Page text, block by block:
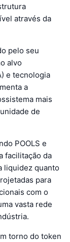
através da
pelo seu
alvo
e tecnologia
a
mais
de
POOLS e
facilitação da
liquidez quanto
para
com o
vasta rede
torno do token